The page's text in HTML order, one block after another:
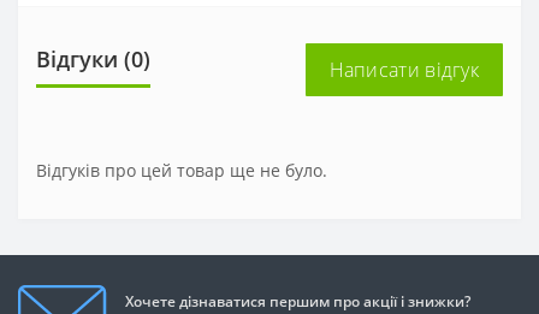
Відгуки (0) Написати відгук
Відгуків про цей товар ще не було.
Хочете дізнаватися першим про акції і знижки?